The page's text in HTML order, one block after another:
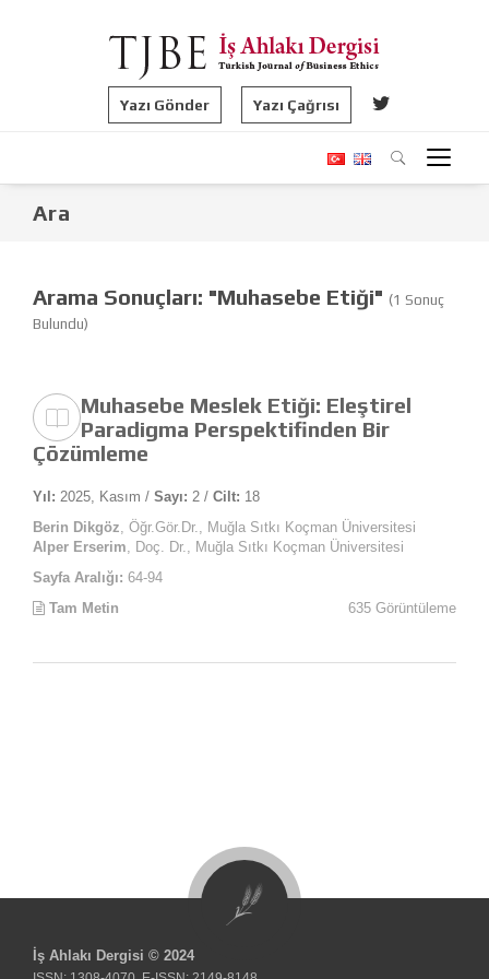
Yazı Gönder Yazı Çağrısı
Ara
Arama Sonuçları: "Muhasebe Etiği" (1 Sonuç
Bulundu)
Muhasebe Meslek Etiği: Eleştirel
Paradigma Perspektifinden Bir
Çözümleme
Yıl: 2025, Kasım / Sayı: 2 / Cilt: 18
Berin Dikgöz , Öğr.Gör.Dr., Muğla Sıtkı Koçman Üniversitesi
Alper Erserim , Doç. Dr., Muğla Sıtkı Koçman Üniversitesi
Sayfa Aralığı: 64-94
Tam Metin
635 Görüntüleme
İş Ahlakı Dergisi © 2024